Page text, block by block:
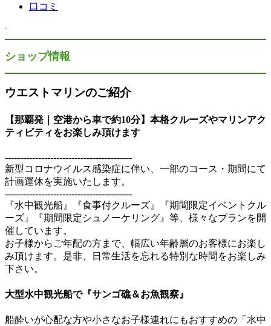
口コミ
ショップ情報
ウエストマリンのご紹介
【那覇発｜空港から車で約10分】本格クルーズやマリンアク
ティビティをお楽しみ頂けます
------------------------------------------
新型コロナウイルス感染症に伴い、一部のコース・期間にて
計画運休を実施いたします。
------------------------------------------
『水中観光船』『食事付クルーズ』『期間限定イベントクル
ーズ』『期間限定シュノーケリング』等、様々なプランを開
催しています。
お子様からご年配の方まで、幅広い年齢層のお客様にお楽し
み頂けます。是非、日常生活を忘れる特別な時間をお楽しみ
下さい。
大型水中観光船で『サンゴ礁＆お魚観察』
船酔いが心配な方や小さなお子様連れにもおすすめの「水中